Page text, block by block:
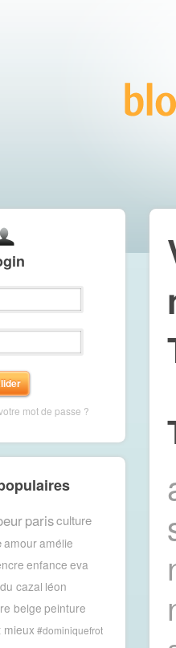
mot de passe ?
parisculture
amouramélie
enfance eva
cazal léon
belge peinture
mieux #dominiquefrot